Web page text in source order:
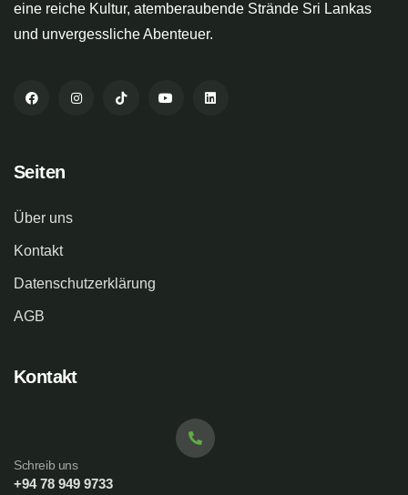
eine reiche Kultur, atemberaubende Strände Sri Lankas
und unvergessliche Abenteuer.
Seiten
Über uns
Kontakt
Datenschutzerklärung
AGB
Kontakt
Schreib uns
+94 78 949 9733